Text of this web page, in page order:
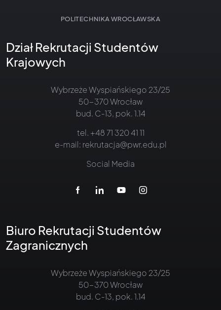
POLITECHNIKA WROCŁAWSKA
Dział Rekrutacji Studentów
Krajowych
Wybrzeże Wyspiańskiego 23/25
50-370 Wrocław
bud. C-13, pok. 1.14
tel.+48 71 320 41 11
e-mail: rekrutacja@pwr.edu.pl
Social Media
Biuro Rekrutacji Studentów
Zagranicznych
Wybrzeże Wyspiańskiego 23/25
50-370 Wrocław
bud. C-13, pok. 1.14